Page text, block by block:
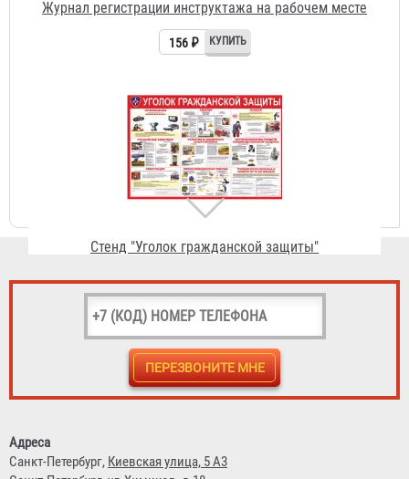
Стенд "Уголок гражданской защиты"
3 352 ₽
Чехол для огнетушителя ЧП-ОП-100
Адреса
Санкт-Петербург, Киевская улица, 5 А3